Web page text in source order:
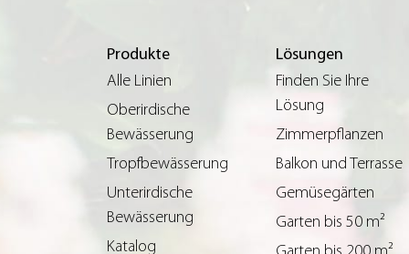
Produkte
Alle Linien
Oberirdische
Bewässerung
Tropfbewässerung
Unterirdische
Bewässerung
Katalog
Lösungen
Finden Sie Ihre
Lösung
Zimmerpflanzen
Balkon und Terrasse
Gemüsegärten
Garten bis 50 m²